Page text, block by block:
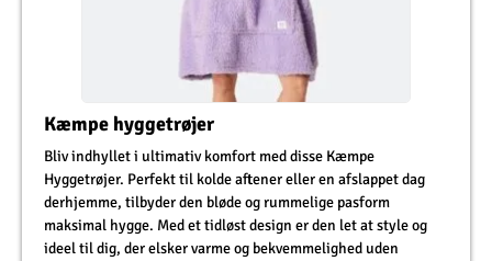
Kæmpe hyggetrøjer
Bliv indhyllet i ultimativ komfort med disse Kæmpe
Hyggetrøjer. Perfekt til kolde aftener eller en afslappet dag
derhjemme, tilbyder den bløde og rummelige pasform
maksimal hygge. Med et tidløst design er den let at style og
ideel til dig, der elsker varme og bekvemmelighed uden